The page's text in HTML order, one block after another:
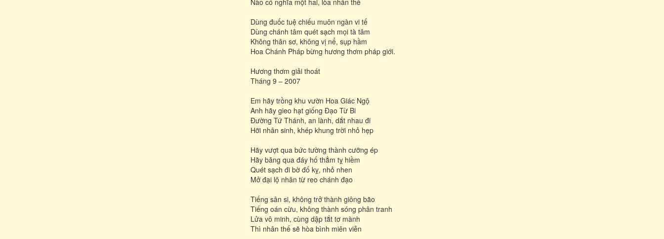
Nào có nghĩa một hai, lòa nhân thế
Dùng đuốc tuệ chiếu muôn ngàn vi tế
Dùng chánh tâm quét sạch mọi tà tâm
Không thân sơ, không vị nể, sụp hầm
Hoa Chánh Pháp bừng hương thơm pháp giới.
Hương thơm giải thoát
Tháng 9 – 2007
Em hãy trồng khu vườn Hoa Giác Ngộ
Anh hãy gieo hạt giống Ðạo Từ Bi
Ðường Tứ Thánh, an lành, dắt nhau đi
Hỡi nhân sinh, khép khung trời nhỏ hẹp
Hãy vượt qua bức tường thành cưỡng ép
Hãy băng qua đáy hố thẳm tỵ hiềm
Quét sạch đi bờ đố kỵ, nhỏ nhen
Mở đại lộ nhân từ reo chánh đạo
Tiếng sân si, không trở thành giông bão
Tiếng oán cừu, không thành sóng phân tranh
Lửa vô minh, cùng dập tắt tơ mành
Thì nhân thế sẽ hòa bình miên viễn